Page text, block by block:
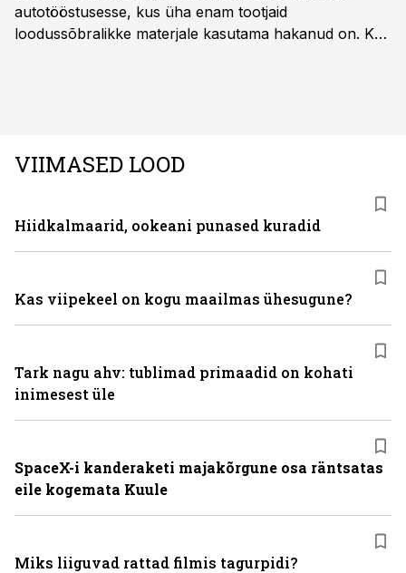
autotööstusesse, kus üha enam tootjaid
loodussõbralikke materjale kasutama hakanud on. Kui
VIIMASED LOOD
Hiidkalmaarid, ookeani punased kuradid
Kas viipekeel on kogu maailmas ühesugune?
Tark nagu ahv: tublimad primaadid on kohati
inimesest üle
SpaceX-i kanderaketi majakõrgune osa räntsatas
eile kogemata Kuule
Miks liiguvad rattad filmis tagurpidi?